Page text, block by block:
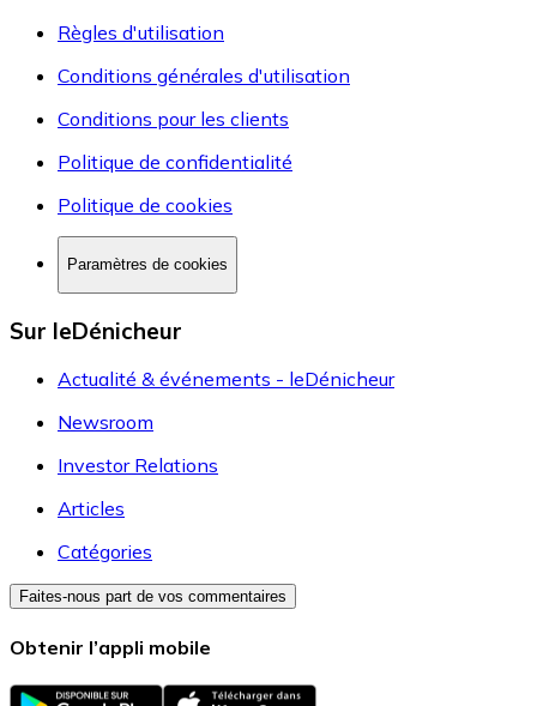
Règles d'utilisation
Conditions générales d'utilisation
Conditions pour les clients
Politique de confidentialité
Politique de cookies
Paramètres de cookies
Sur leDénicheur
Actualité & événements - leDénicheur
Newsroom
Investor Relations
Articles
Catégories
Faites-nous part de vos commentaires
Obtenir l’appli mobile